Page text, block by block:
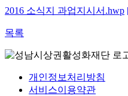
2016 소식지 과업지시서.hwp
목록
개인정보처리방침
서비스이용약관